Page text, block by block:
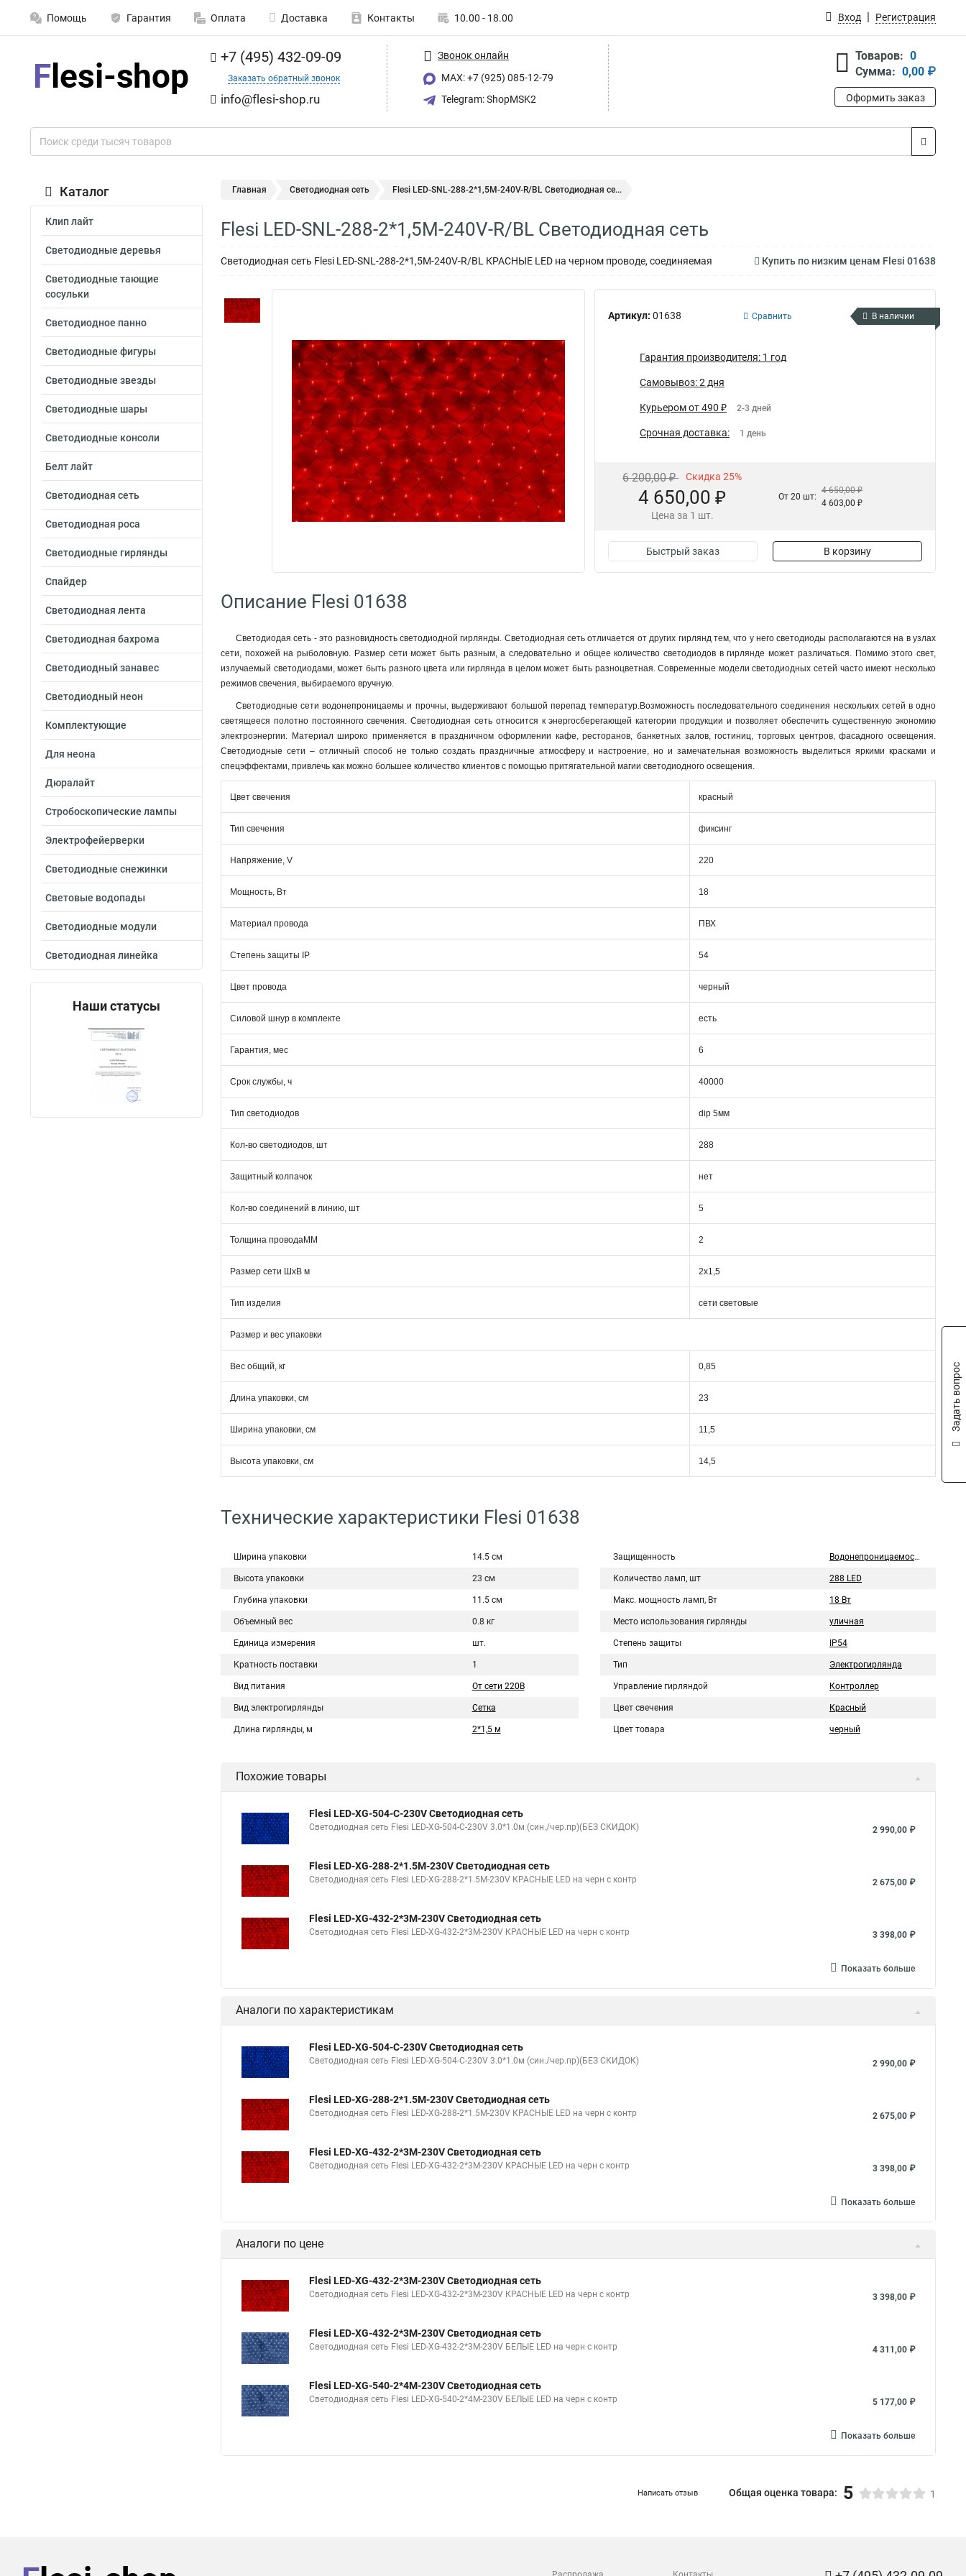
Помощь Гарантия Оплата Доставка Контакты 10.00 - 18.00 Вход Регистрация
+7 (495) 432-09-09
Заказать обратный звонок
info@flesi-shop.ru
Звонок онлайн
MAX: +7 (925) 085-12-79
Telegram: ShopMSK2
Товаров: 0
Сумма: 0,00 ₽
Оформить заказ
Каталог
Клип лайт
Светодиодные деревья
Светодиодные тающие
сосульки
Светодиодное панно
Светодиодные фигуры
Светодиодные звезды
Светодиодные шары
Светодиодные консоли
Белт лайт
Светодиодная сеть
Светодиодная роса
Светодиодные гирлянды
Спайдер
Светодиодная лента
Светодиодная бахрома
Светодиодный занавес
Светодиодный неон
Комплектующие
Для неона
Дюралайт
Стробоскопические лампы
Электрофейерверки
Светодиодные снежинки
Световые водопады
Светодиодные модули
Светодиодная линейка
Наши статусы
Главная Светодиодная сеть Flesi LED-SNL-288-2*1,5M-240V-R/BL Светодиодная се...
Flesi LED-SNL-288-2*1,5M-240V-R/BL Светодиодная сеть
Светодиодная сеть Flesi LED-SNL-288-2*1,5M-240V-R/BL КРАСНЫЕ LED на чернoм проводе, соединяемая Купить по низким ценам Flesi 01638
Артикул: 01638 Сравнить В наличии
Гарантия производителя: 1 год
Самовывоз: 2 дня
Курьером от 490 ₽ 2-3 дней
Срочная доставка: 1 день
6 200,00 ₽ Скидка 25%
4 650,00 ₽
Цена за 1 шт.
От 20 шт:
4 650,00 ₽
4 603,00 ₽
Быстрый заказ В корзину
Описание Flesi 01638
Светодиодая сеть - это разновидность светодиодной гирлянды. Светодиодная сеть отличается от других гирлянд тем, что у него светодиоды располагаются на в узлах
сети, похожей на рыболовную. Размер сети может быть разным, а следовательно и общее количество светодиодов в гирлянде может различаться. Помимо этого свет,
излучаемый светодиодами, может быть разного цвета или гирлянда в целом может быть разноцветная. Современные модели светодиодных сетей часто имеют несколько
режимов свечения, выбираемого вручную.
Светодиодные сети водонепроницаемы и прочны, выдерживают большой перепад температур.Возможность последовательного соединения нескольких сетей в одно
светящееся полотно постоянного свечения. Светодиодная сеть относится к энергосберегающей категории продукции и позволяет обеспечить существенную экономию
электроэнергии. Материал широко применяется в праздничном оформлении кафе, ресторанов, банкетных залов, гостиниц, торговых центров, фасадного освещения.
Светодиодные сети – отличный способ не только создать праздничные атмосферу и настроение, но и замечательная возможность выделиться яркими красками и
спецэффектами, привлечь как можно большее количество клиентов с помощью притягательной магии светодиодного освещения.
Цвет свечения красный
Тип свечения фиксинг
Напряжение, V 220
Мощность, Вт 18
Материал провода ПВХ
Степень защиты IP 54
Цвет провода черный
Силовой шнур в комплекте есть
Гарантия, мес 6
Срок службы, ч 40000
Тип светодиодов dip 5мм
Кол-во светодиодов, шт 288
Защитный колпачок нет
Кол-во соединений в линию, шт 5
Толщина проводаММ 2
Размер сети ШхВ м 2х1,5
Тип изделия сети световые
Размер и вес упаковки
Вес общий, кг 0,85
Длина упаковки, см 23
Ширина упаковки, см 11,5
Высота упаковки, см 14,5
Технические характеристики Flesi 01638
Ширина упаковки 14.5 см
Высота упаковки 23 см
Глубина упаковки 11.5 см
Объемный вес 0.8 кг
Единица измерения шт.
Кратность поставки 1
Вид питания От сети 220В
Вид электрогирлянды Сетка
Длина гирлянды, м 2*1,5 м
Защищенность Водонепроницаемость
Количество ламп, шт 288 LED
Макс. мощность ламп, Вт 18 Вт
Место использования гирлянды уличная
Степень защиты IP54
Тип Электрогирлянда
Управление гирляндой Контроллер
Цвет свечения Красный
Цвет товара черный
Похожие товары
Flesi LED-XG-504-C-230V Светодиодная сеть
Светодиодная сеть Flesi LED-XG-504-C-230V 3.0*1.0м (син./чер.пр)(БЕЗ СКИДОК) 2 990,00 ₽
Flesi LED-XG-288-2*1.5M-230V Светодиодная сеть
Светодиодная сеть Flesi LED-XG-288-2*1.5M-230V КРАСНЫЕ LED на черн с контр 2 675,00 ₽
Flesi LED-XG-432-2*3M-230V Светодиодная сеть
Светодиодная сеть Flesi LED-XG-432-2*3M-230V КРАСНЫЕ LED на черн с контр 3 398,00 ₽
Показать больше
Аналоги по характеристикам
Flesi LED-XG-504-C-230V Светодиодная сеть
Светодиодная сеть Flesi LED-XG-504-C-230V 3.0*1.0м (син./чер.пр)(БЕЗ СКИДОК) 2 990,00 ₽
Flesi LED-XG-288-2*1.5M-230V Светодиодная сеть
Светодиодная сеть Flesi LED-XG-288-2*1.5M-230V КРАСНЫЕ LED на черн с контр 2 675,00 ₽
Flesi LED-XG-432-2*3M-230V Светодиодная сеть
Светодиодная сеть Flesi LED-XG-432-2*3M-230V КРАСНЫЕ LED на черн с контр 3 398,00 ₽
Показать больше
Аналоги по цене
Flesi LED-XG-432-2*3M-230V Светодиодная сеть
Светодиодная сеть Flesi LED-XG-432-2*3M-230V КРАСНЫЕ LED на черн с контр 3 398,00 ₽
Flesi LED-XG-432-2*3M-230V Светодиодная сеть
Светодиодная сеть Flesi LED-XG-432-2*3M-230V БЕЛЫЕ LED на черн с контр 4 311,00 ₽
Flesi LED-XG-540-2*4M-230V Светодиодная сеть
Светодиодная сеть Flesi LED-XG-540-2*4M-230V БЕЛЫЕ LED на черн с контр 5 177,00 ₽
Показать больше
Написать отзыв Общая оценка товара: 5 1
Задать вопрос